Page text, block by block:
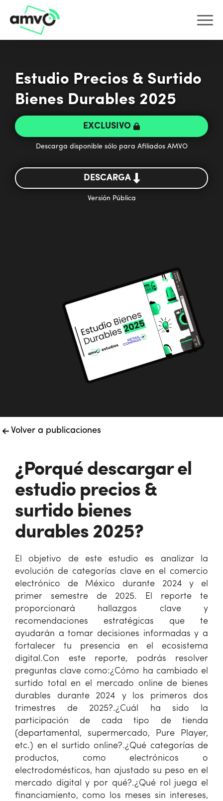
Estudio Precios & Surtido
Bienes Durables 2025
EXCLUSIVO
Descarga disponible sólo para Afiliados AMVO
DESCARGA
Versión Pública
Volver a publicaciones
¿Porqué descargar el
estudio precios &
surtido bienes
durables 2025?
El objetivo de este estudio es analizar la
evolución de categorías clave en el comercio
electrónico de México durante 2024 y el
primer semestre de 2025. El reporte te
proporcionará hallazgos clave y
recomendaciones estratégicas que te
ayudarán a tomar decisiones informadas y a
fortalecer tu presencia en el ecosistema
digital.Con este reporte, podrás resolver
preguntas clave como:¿Cómo ha cambiado el
surtido total en el mercado online de bienes
durables durante 2024 y los primeros dos
trimestres de 2025?.¿Cuál ha sido la
participación de cada tipo de tienda
(departamental, supermercado,
Pure Player,
etc.) en el surtido online?.¿Qué categorías de
productos, como electrónicos o
electrodomésticos, han ajustado su peso en el
mercado digital y por qué?.¿Qué rol juega el
financiamiento, como los meses sin intereses,